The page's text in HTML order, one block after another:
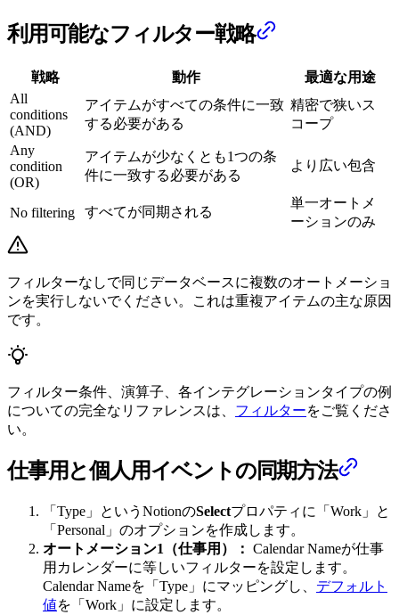
利用可能なフィルター戦略
戦略 動作
最適な用途
All
conditions
(AND)
アイテムがすべての条件に一致
する必要がある
精密で狭いス
コープ
Any
condition
(OR)
アイテムが少なくとも1つの条
件に一致する必要がある
より広い包含
No filtering すべてが同期される
単一オートメ
ーションのみ
フィルターなしで同じデータベースに複数のオートメーショ
ンを実行しないでください。これは重複アイテムの主な原因
です。
フィルター条件、演算子、各インテグレーションタイプの例
についての完全なリファレンスは、 フィルターをご覧くださ
い。
仕事用と個人用イベントの同期方法
「Type」というNotionのSelectプロパティに「Work」と
「Personal」のオプションを作成します。
オートメーション1（仕事用）： Calendar Nameが仕事
用カレンダーに等しいフィルターを設定します。
Calendar Nameを「Type」にマッピングし、 デフォルト
値を「Work」に設定します。